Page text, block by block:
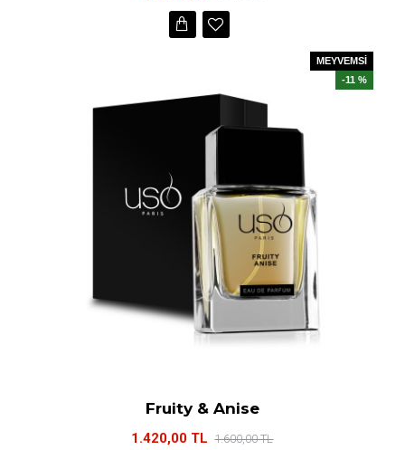
MEYVEMSİ
-11 %
Fruity & Anise
1.420,00 TL 1.600,00 TL